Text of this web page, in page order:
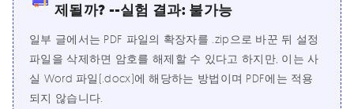
제될까? --실험 결과: 불가능
일부 글에서는 PDF 파일의 확장자를 .zip으로 바꾼 뒤 설정
파일을 삭제하면 암호를 해제할 수 있다고 하지만, 이는 사
실 Word 파일(.docx)에 해당하는 방법이며 PDF에는 적용
되지 않습니다.